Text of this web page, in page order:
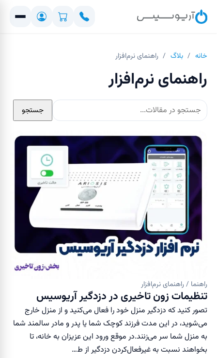
خانه / بلاگ / راهنمای نرم‌افزار
راهنمای نرم‌افزار
جستجو
راهنما / راهنمای نرم‌افزار
تنظیمات زون تاخیری در دزدگیر آریوسیس
تصور کنید که دزدگیر منزل خود را فعال می‌کنید و از منزل خارج
می‌شوید، در این مدت فرزند کوچک شما یا پدر و مادر سالمند شما
به منزل شما سر می‌زنند.در موقع ورود این عزیزان به خانه، تا
بخواهند نسبت به غیر‌فعال‌کردن دزدگیر از ط…